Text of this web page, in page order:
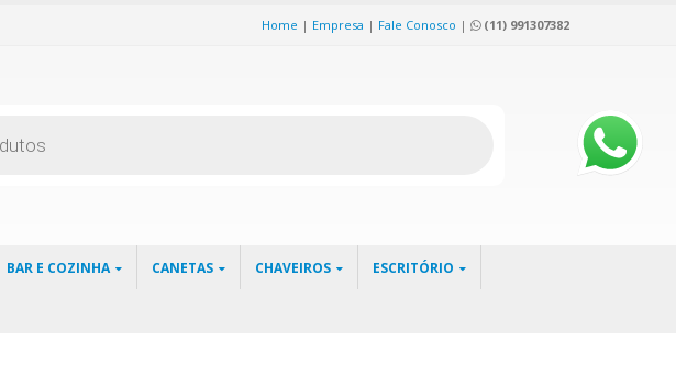
Home | Empresa | Fale Conosco | (11) 991307382
BAR E COZINHA CANETAS CHAVEIROS ESCRITÓRIO